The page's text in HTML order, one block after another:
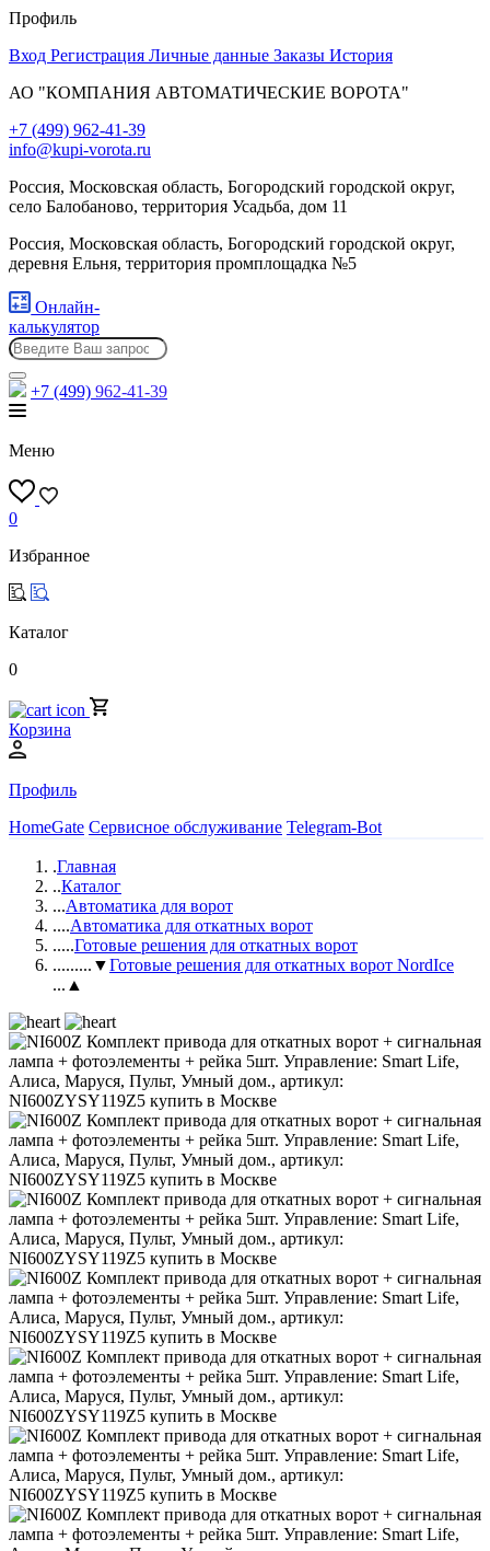
Профиль
Вход Регистрация Личные данные Заказы История
АО "КОМПАНИЯ АВТОМАТИЧЕСКИЕ ВОРОТА"
+7 (499) 962-41-39
info@kupi-vorota.ru
Россия, Московская область, Богородский городской округ,
село Балобаново, территория Усадьба, дом 11
Россия, Московская область, Богородский городской округ,
деревня Ельня, территория промплощадка №5
Онлайн-
калькулятор
+7 (499) 962-41-39
Меню
0
Избранное
Каталог
0
Корзина
Профиль
HomeGate Сервисное обслуживание Telegram-Bot
.Главная
..Каталог
...Автоматика для ворот
....Автоматика для откатных ворот
.....Готовые решения для откатных ворот
.........▼Готовые решения для откатных ворот NordIce
...▲